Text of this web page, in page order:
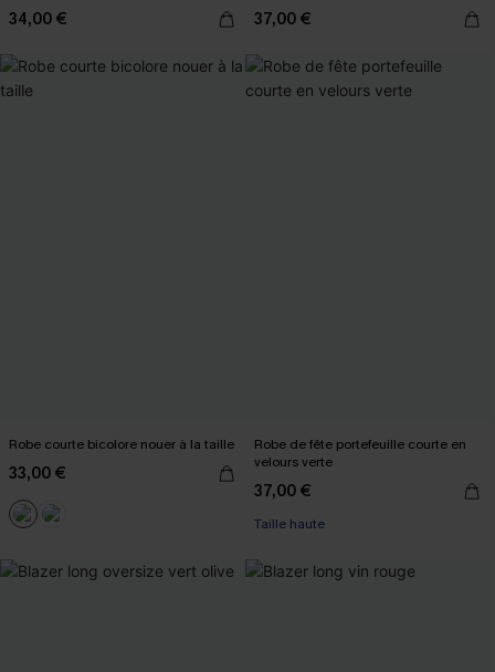
34,00 € 37,00 €
Robe courte bicolore nouer à la taille
33,00 €
Robe de fête portefeuille courte en
velours verte
37,00 €
Taille haute